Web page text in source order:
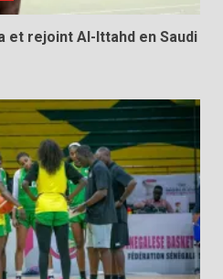
et rejoint Al-Ittahd en Saudi